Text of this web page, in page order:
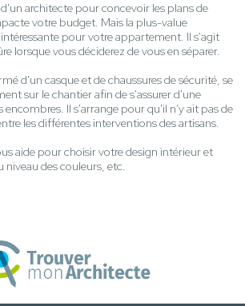
architecte pour concevoir les plans de
votre budget. Mais la plus-value
pour votre appartement. Il s'agit
lorsque vous déciderez de vous en séparer.
d'un casque et de chaussures de sécurité, se
sur le chantier afin de s'assurer d'une
encombres. Il s'arrange pour qu'il n'y ait pas de
les différentes interventions des artisans.
aide pour choisir votre design intérieur et
niveau des couleurs, etc.